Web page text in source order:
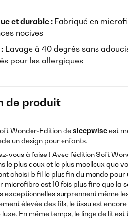
et durable : Fabriqué en
nocives
Lavage à 40 degrés sans
pour les allergiques
de produit
Wonder-Edition desleepwiseest
un design pour enfants.
vous à l'aise ! Avec l'édition Soft
le plus doux et le plus moelleux que
choisi le fil le plus fin du monde
microfibre est 10 fois plus fine que la
exceptionnelles surprennent même
élevée des fils, le tissu est
En même temps, le linge de lit